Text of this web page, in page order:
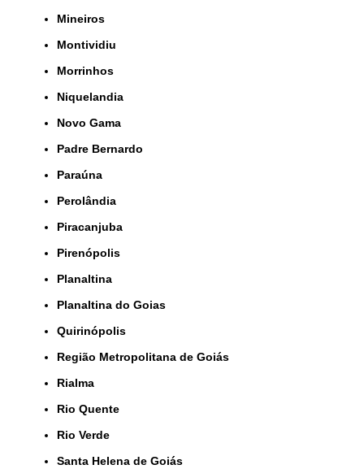
Mineiros
Montividiu
Morrinhos
Niquelandia
Novo Gama
Padre Bernardo
Paraúna
Perolândia
Piracanjuba
Pirenópolis
Planaltina
Planaltina do Goias
Quirinópolis
Região Metropolitana de Goiás
Rialma
Rio Quente
Rio Verde
Santa Helena de Goiás